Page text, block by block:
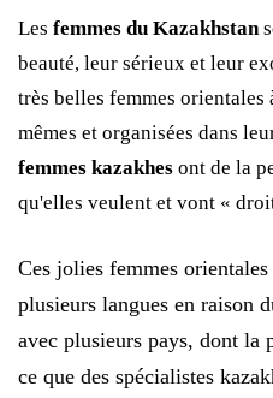
Les femmes du Kazakhstan
beauté, leur sérieux et leur
très belles femmes
mêmes et organisées dans
femmes kazakhes ont de la
qu'elles veulent et vont «
Ces jolies femmes
plusieurs langues en raison
avec plusieurs pays, dont la
ce que des spécialistes